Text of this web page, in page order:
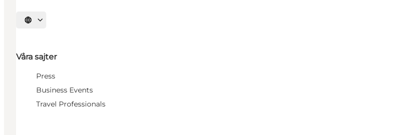
Välj språk
Våra sajter
Press
Business Events
Travel Professionals